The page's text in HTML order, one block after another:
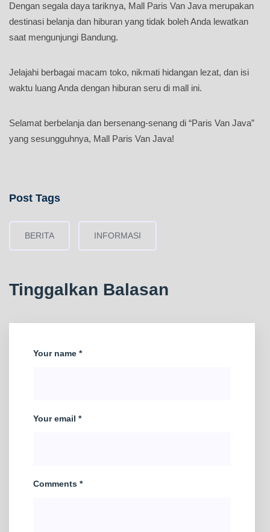
Dengan segala daya tariknya, Mall Paris Van Java merupakan
destinasi belanja dan hiburan yang tidak boleh Anda lewatkan
saat mengunjungi Bandung.
Jelajahi berbagai macam toko, nikmati hidangan lezat, dan isi
waktu luang Anda dengan hiburan seru di mall ini.
Selamat berbelanja dan bersenang-senang di “Paris Van Java”
yang sesungguhnya, Mall Paris Van Java!
Post Tags
BERITA INFORMASI
Tinggalkan Balasan
Your name *
Your email *
Comments *